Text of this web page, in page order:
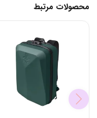
محصولات مرتبط